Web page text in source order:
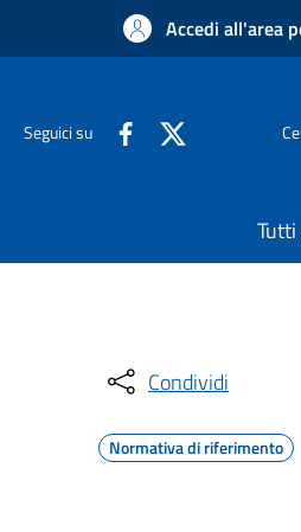
Accedi all'area
Seguici su
Condividi
Normativa di riferimento